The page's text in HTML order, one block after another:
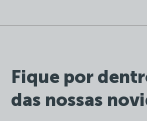
Fique por
das nossas